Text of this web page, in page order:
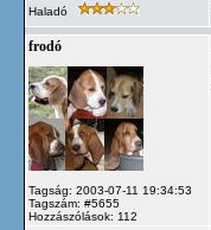
Haladó
frodó
Tagság: 2003-07-11 19:34:53
Tagszám: #5655
Hozzászólások: 112